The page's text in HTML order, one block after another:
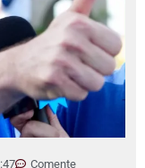
Comente